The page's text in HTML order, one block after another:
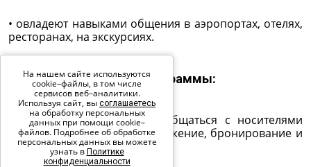
• овладеют навыками общения в аэропортах, отелях,
ресторанах, на экскурсиях.
Практическая польза программы:
• улучшение способности общаться с носителями
языка, что облегчит передвижение, бронирование и
покупки;
На нашем сайте используются
cookie–файлы, в том числе
сервисов веб–аналитики.
Используя сайт, вы соглашаетесь
на обработку персональных
данных при помощи cookie–
файлов. Подробнее об обработке
персональных данных вы можете
узнать в Политике
конфиденциальности